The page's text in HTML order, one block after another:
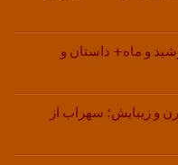
و ماه+ داستان و
و زیبایش؛ سهراب از